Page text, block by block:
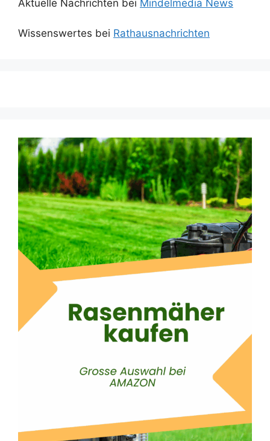
Aktuelle Nachrichten bei Mindelmedia News
Wissenswertes bei Rathausnachrichten